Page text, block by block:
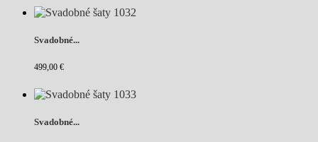
Svadobné...
499,00 €
Svadobné...